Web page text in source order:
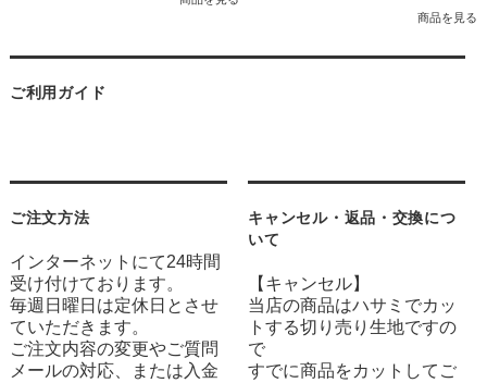
商品を見る
ご利用ガイド
ご注文方法
インターネットにて24時間
受け付けております。
毎週日曜日は定休日とさせ
ていただきます。
ご注文内容の変更やご質問
メールの対応、または入金
キャンセル・返品・交換につ
いて
【キャンセル】
当店の商品はハサミでカッ
トする切り売り生地ですの
で
すでに商品をカットしてご